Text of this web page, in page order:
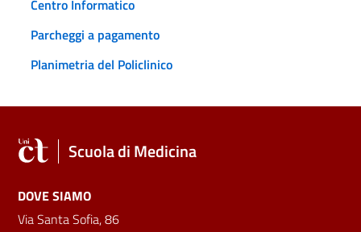
Centro Informatico
Parcheggi a pagamento
Planimetria del Policlinico
Scuola di Medicina
DOVE SIAMO
Via Santa Sofia, 86